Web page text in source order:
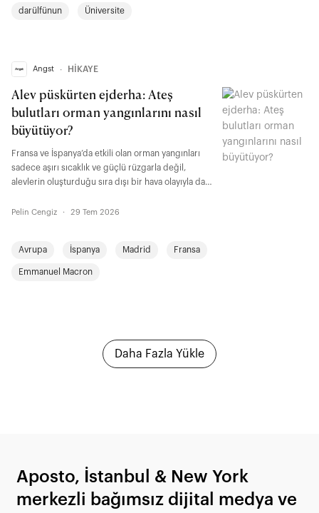
darülfünun Üniversite
Angst ∙ HİKAYE
Alev püskürten ejderha: Ateş
bulutları orman yangınlarını nasıl
büyütüyor?
Fransa ve İspanya’da etkili olan orman yangınları
sadece aşırı sıcaklık ve güçlü rüzgarla değil,
alevlerin oluşturduğu sıra dışı bir hava olayıyla da
tanımladığı, bilimsel adı “pyrocumulonimbus” olan
atmosferin üst katmanlarına doğru hızla
yükselmesiyle oluşuyor. Prof. Dr. Doğanay Tolunay,
Pelin Cengiz · 29 Tem 2026
Avrupa İspanya Madrid Fransa
Emmanuel Macron
Daha Fazla Yükle
Aposto, İstanbul & New York
merkezli bağımsız dijital medya ve